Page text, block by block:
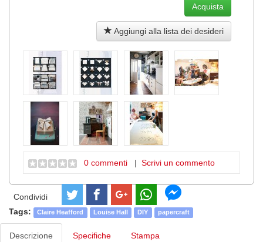
Aggiungi alla lista dei desideri
0 commenti | Scrivi un commento
Condividi
Tags:
Claire Heafford Louise Hall DIY papercraft
Descrizione Specifiche Stampa